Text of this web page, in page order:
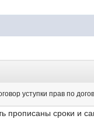
уступки прав по
прописаны сроки и